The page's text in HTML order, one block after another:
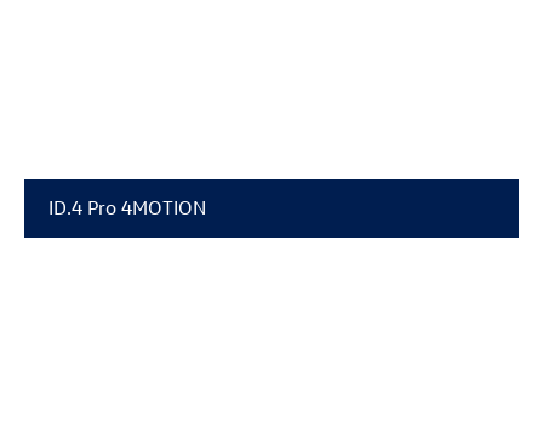
ID.4 Pro 4MOTION